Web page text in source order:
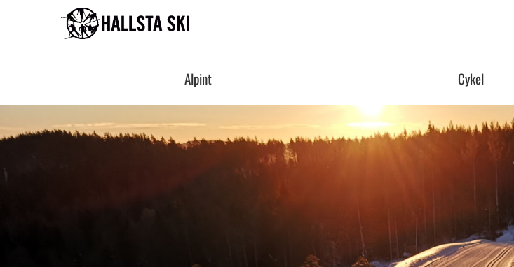
Hoppa till innehåll
Alpint Cykel